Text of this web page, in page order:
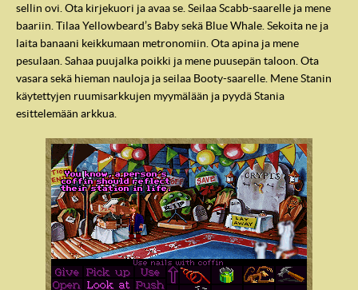
sellin ovi. Ota kirjekuori ja avaa se. Seilaa Scabb-saarelle ja mene
baariin. Tilaa Yellowbeard’s Baby sekä Blue Whale. Sekoita ne ja
laita banaani keikkumaan metronomiin. Ota apina ja mene
pesulaan. Sahaa puujalka poikki ja mene puusepän taloon. Ota
vasara sekä hieman nauloja ja seilaa Booty-saarelle. Mene Stanin
käytettyjen ruumisarkkujen myymälään ja pyydä Stania
esittelemään arkkua.